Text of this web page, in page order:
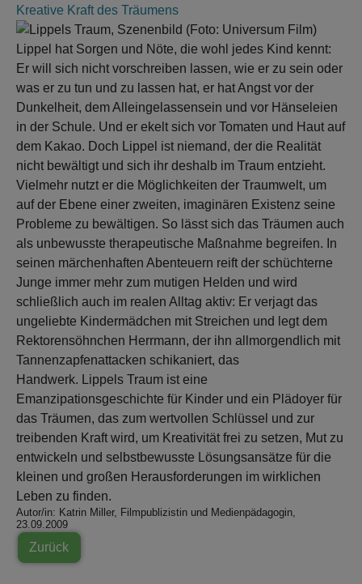
Kreative Kraft des Träumens
Lippel hat Sorgen und Nöte, die wohl jedes Kind kennt:
Er will sich nicht vorschreiben lassen, wie er zu sein oder
was er zu tun und zu lassen hat, er hat Angst vor der
Dunkelheit, dem Alleingelassensein und vor Hänseleien
in der Schule. Und er ekelt sich vor Tomaten und Haut auf
dem Kakao. Doch Lippel ist niemand, der die Realität
nicht bewältigt und sich ihr deshalb im Traum entzieht.
Vielmehr nutzt er die Möglichkeiten der Traumwelt, um
auf der Ebene einer zweiten, imaginären Existenz seine
Probleme zu bewältigen. So lässt sich das Träumen auch
als unbewusste therapeutische Maßnahme begreifen. In
seinen märchenhaften Abenteuern reift der schüchterne
Junge immer mehr zum mutigen Helden und wird
schließlich auch im realen Alltag aktiv: Er verjagt das
ungeliebte Kindermädchen mit Streichen und legt dem
Rektorensöhnchen Herrmann, der ihn allmorgendlich mit
Tannenzapfenattacken schikaniert, das
Handwerk. Lippels Traum ist eine
Emanzipationsgeschichte für Kinder und ein Plädoyer für
das Träumen, das zum wertvollen Schlüssel und zur
treibenden Kraft wird, um Kreativität frei zu setzen, Mut zu
entwickeln und selbstbewusste Lösungsansätze für die
kleinen und großen Herausforderungen im wirklichen
Leben zu finden.
Autor/in: Katrin Miller, Filmpublizistin und Medienpädagogin,
23.09.2009
Zurück